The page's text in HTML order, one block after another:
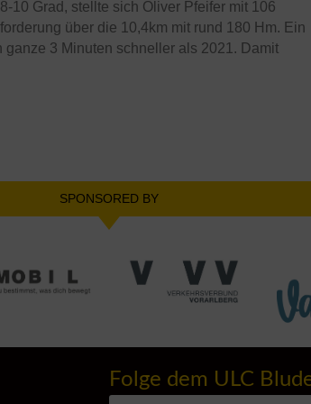
10 Grad, stellte sich Oliver Pfeifer mit 106
über die 10,4km mit rund 180 Hm. Ein
3 Minuten schneller als 2021. Damit
SPONSORED BY
Folge dem ULC